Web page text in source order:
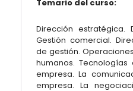
Temario del curso:
Dirección estratégica.
Gestión comercial.
de gestión.
humanos.
empresa. La
empresa. La